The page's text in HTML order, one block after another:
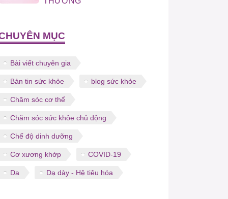
MỤC
Bài viết chuyên gia
Bản tin sức khỏe blog sức khỏe
Chăm sóc cơ thể
Chăm sóc sức khỏe chủ động
Chế độ dinh dưỡng
Cơ xương khớp COVID-19
Da Dạ dày - Hệ tiêu hóa